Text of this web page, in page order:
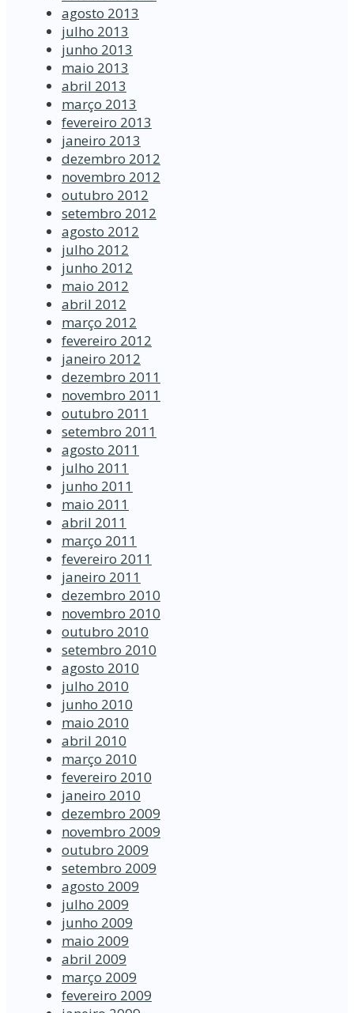
agosto 2013
julho 2013
junho 2013
maio 2013
abril 2013
março 2013
fevereiro 2013
janeiro 2013
dezembro 2012
novembro 2012
outubro 2012
setembro 2012
agosto 2012
julho 2012
junho 2012
maio 2012
abril 2012
março 2012
fevereiro 2012
janeiro 2012
dezembro 2011
novembro 2011
outubro 2011
setembro 2011
agosto 2011
julho 2011
junho 2011
maio 2011
abril 2011
março 2011
fevereiro 2011
janeiro 2011
dezembro 2010
novembro 2010
outubro 2010
setembro 2010
agosto 2010
julho 2010
junho 2010
maio 2010
abril 2010
março 2010
fevereiro 2010
janeiro 2010
dezembro 2009
novembro 2009
outubro 2009
setembro 2009
agosto 2009
julho 2009
junho 2009
maio 2009
abril 2009
março 2009
fevereiro 2009